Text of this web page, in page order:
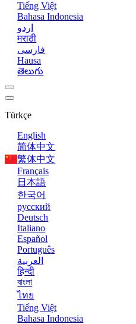
Tiếng Việt
Bahasa Indonesia
اردو
मराठी
فارسی
Hausa
తెలుగు
Türkçe
English
简体中文
繁体中文
Français
日本語
한국어
русский
Deutsch
Italiano
Español
Português
العربية
हिन्दी
বাংলা
ไทย
Tiếng Việt
Bahasa Indonesia